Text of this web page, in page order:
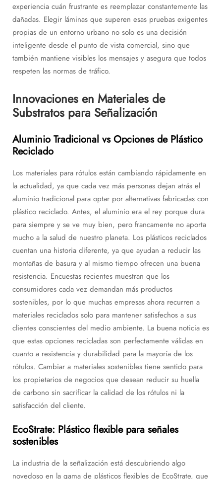
experiencia cuán frustrante es reemplazar constantemente las
dañadas. Elegir láminas que superen esas pruebas exigentes
propias de un entorno urbano no solo es una decisión
inteligente desde el punto de vista comercial, sino que
también mantiene visibles los mensajes y asegura que todos
respeten las normas de tráfico.
Innovaciones en Materiales de
Substratos para Señalización
Aluminio Tradicional vs Opciones de Plástico
Reciclado
Los materiales para rótulos están cambiando rápidamente en
la actualidad, ya que cada vez más personas dejan atrás el
aluminio tradicional para optar por alternativas fabricadas con
plástico reciclado. Antes, el aluminio era el rey porque dura
para siempre y se ve muy bien, pero francamente no aporta
mucho a la salud de nuestro planeta. Los plásticos reciclados
cuentan una historia diferente, ya que ayudan a reducir las
montañas de basura y al mismo tiempo ofrecen una buena
resistencia. Encuestas recientes muestran que los
consumidores cada vez demandan más productos
sostenibles, por lo que muchas empresas ahora recurren a
materiales reciclados solo para mantener satisfechos a sus
clientes conscientes del medio ambiente. La buena noticia es
que estas opciones recicladas son perfectamente válidas en
cuanto a resistencia y durabilidad para la mayoría de los
rótulos. Cambiar a materiales sostenibles tiene sentido para
los propietarios de negocios que desean reducir su huella
de carbono sin sacrificar la calidad de los rótulos ni la
satisfacción del cliente.
EcoStrate: Plástico flexible para señales
sostenibles
La industria de la señalización está descubriendo algo
novedoso en la gama de plásticos flexibles de EcoStrate, que